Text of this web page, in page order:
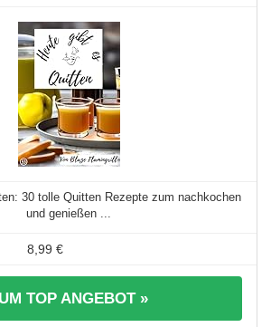
30 tolle Quitten Rezepte zum nachkochen
und genießen ...
8,99 €
TOP ANGEBOT »